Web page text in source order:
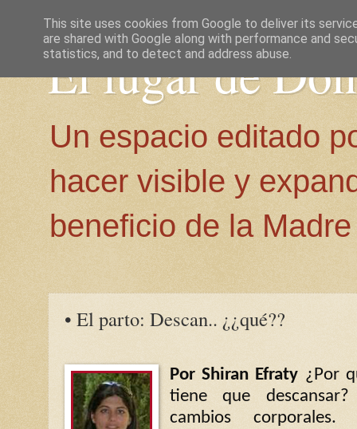
El lugar de
Un espacio editado
hacer visible y
beneficio de la
• El parto: Descan.. ¿¿qué??
Por Shiran Efraty ¿Por
tiene que
cambios
This site uses cookies from Google to deliver its
are shared with Google along with performance and
statistics, and to detect and address abuse.